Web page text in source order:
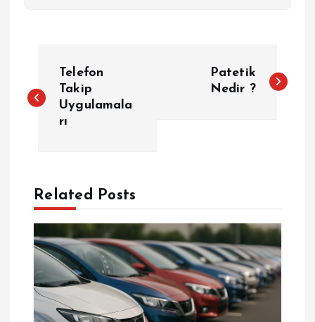
a
g
e
z
Telefon
Takip
Uygulamala
rı
Patetik
Nedir ?
Related Posts